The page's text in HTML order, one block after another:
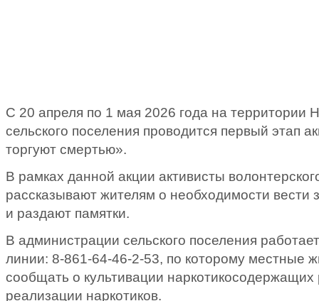
С 20 апреля по 1 мая 2026 года на территории
сельского поселения проводится первый этап
торгуют смертью».
В рамках данной акции активисты
рассказывают жителям о необходимости вести
и раздают памятки.
В администрации сельского поселения
линии: 8-861-64-46-2-53, по которому местные
сообщать о культивации наркотикосодержащих
реализации наркотиков.